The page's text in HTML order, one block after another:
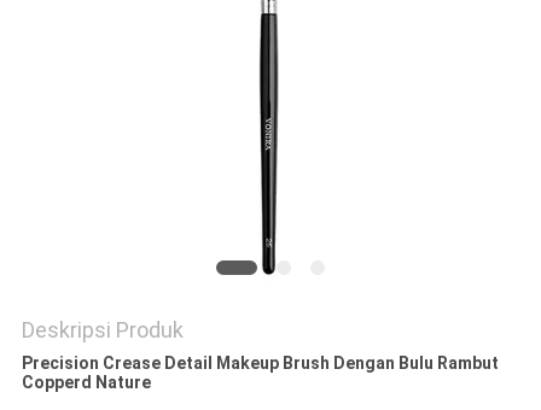
Deskripsi Produk
Precision Crease Detail Makeup Brush Dengan Bulu Rambut
Copperd Nature